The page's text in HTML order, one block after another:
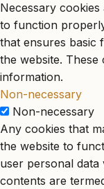
Necessary
to function
that ensures basic
the website.
information.
Non-necessary
Non-necessary
Any cookies that
the website to
user personal data
contents are